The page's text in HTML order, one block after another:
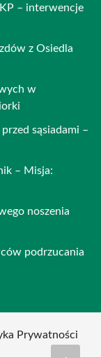
– interwencje
z Osiedla
w
sąsiadami –
– Misja:
noszenia
podrzucania
Prywatności